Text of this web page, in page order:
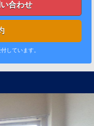
合わせ
しています。